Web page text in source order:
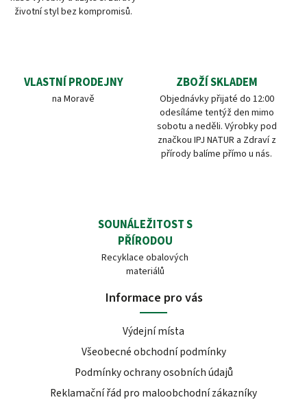
životní styl bez kompromisů.
VLASTNÍ PRODEJNY
na Moravě
ZBOŽÍ SKLADEM
Objednávky přijaté do 12:00
odesíláme tentýž den mimo
sobotu a neděli. Výrobky pod
značkou IPJ NATUR a Zdraví z
přírody balíme přímo u nás.
SOUNÁLEŽITOST S
PŘÍRODOU
Recyklace obalových
materiálů
Informace pro vás
Výdejní místa
Všeobecné obchodní podmínky
Podmínky ochrany osobních údajů
Reklamační řád pro maloobchodní zákazníky